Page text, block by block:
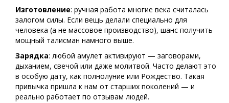
Изготовление: ручная работа многие века считалась
залогом силы. Если вещь делали специально для
человека (а не массовое производство), шанс получить
мощный талисман намного выше.
Зарядка: любой амулет активируют — заговорами,
дыханием, свечой или даже молитвой. Часто делают это
в особую дату, как полнолуние или Рождество. Такая
привычка пришла к нам от старших поколений — и
реально работает по отзывам людей.